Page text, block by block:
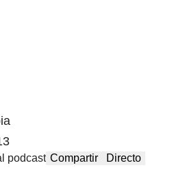
podcast Compartir Directo